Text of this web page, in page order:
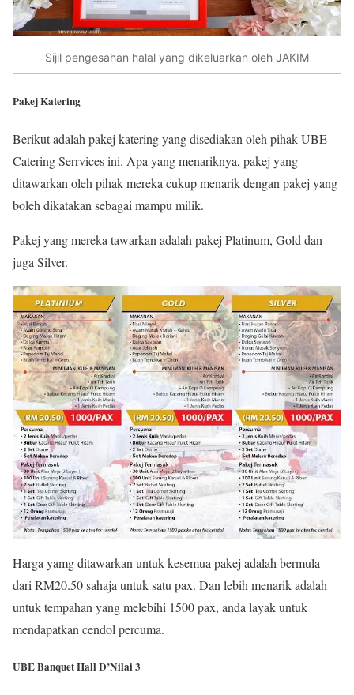
Sijil pengesahan halal yang dikeluarkan oleh JAKIM
Pakej Katering
Berikut adalah pakej katering yang disediakan oleh pihak UBE
Catering Serrvices ini. Apa yang menariknya, pakej yang
ditawarkan oleh pihak mereka cukup menarik dengan pakej yang
boleh dikatakan sebagai mampu milik.
Pakej yang mereka tawarkan adalah pakej Platinum, Gold dan
juga Silver.
Harga yamg ditawarkan untuk kesemua pakej adalah bermula
dari RM20.50 sahaja untuk satu pax. Dan lebih menarik adalah
untuk tempahan yang melebihi 1500 pax, anda layak untuk
mendapatkan cendol percuma.
UBE Banquet Hall D’Nilai 3